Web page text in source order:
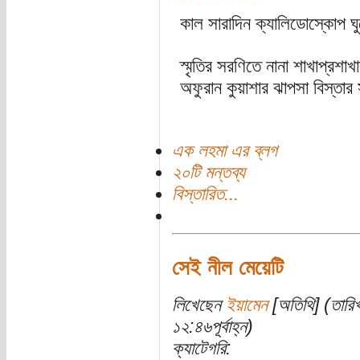
কাল সারাদিন ক্যালিডোস্কোপ
স্মৃতির সরণিতে নানা
অফুরান কুয়াশার ঝাপসা
এক লহমা এর ব্লগ
২০টি মন্তব্য
বিস্তারিত...
সেই নীল মেয়েটি
লিখেছেন ইয়ামেন[অতিথি]
১২:৪৬পূর্বাহ্ন)
ক্যাটেগরি: